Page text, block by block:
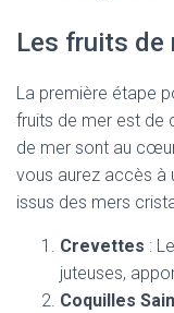
Les fruits de
La première étape
fruits de mer est de
de mer sont au
vous aurez accès à
issus des mers
Crevettes :
juteuses,
Coquilles